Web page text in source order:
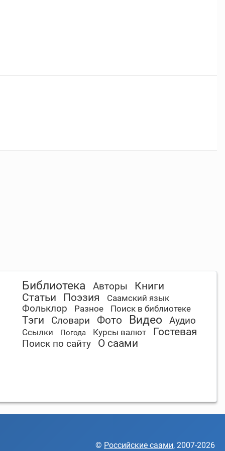
Библиотека Авторы
Книги
Статьи
Поэзия Саамский язык
Фольклор Разное Поиск в библиотеке
Тэги Словари Фото Видео Аудио
Ссылки Погода Курсы валют Гостевая
Поиск по сайту О саами
© Российские саами, 2007-2026